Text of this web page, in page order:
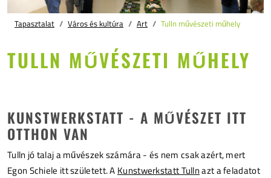
Tapasztalat Város és kultúra Art Tulln művészeti műhely
TULLN MŰVÉSZETI MŰHELY
KUNSTWERKSTATT - A MŰVÉSZET ITT
OTTHON VAN
Tulln jó talaj a művészek számára - és nem csak azért, mert
Egon Schiele itt született. A Kunstwerkstatt Tullnazt a feladatot